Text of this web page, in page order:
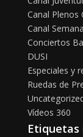
Canal Plenos
Canal
Conciertos
DUSI
Especiales y
Ruedas de
Vídeos 360
Etiquetas